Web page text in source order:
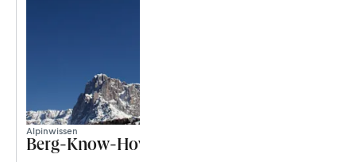
Alpinwissen
Berg-Know-How: Alpiner Notruf